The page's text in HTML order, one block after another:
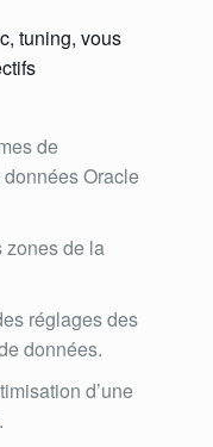
tuning, vous
de
données Oracle
zones de la
réglages des
données.
d’une